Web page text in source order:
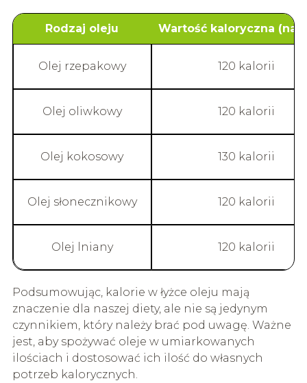
Rodzaj oleju Wartość kaloryczna (na
Olej rzepakowy 120 kalorii
Olej oliwkowy 120 kalorii
Olej kokosowy 130 kalorii
Olej słonecznikowy 120 kalorii
Olej lniany 120 kalorii
Podsumowując, kalorie w łyżce oleju mają
znaczenie dla naszej diety, ale nie są jedynym
czynnikiem, który należy brać pod uwagę. Ważne
jest, aby spożywać oleje w umiarkowanych
ilościach i dostosować ich ilość do własnych
potrzeb kalorycznych.